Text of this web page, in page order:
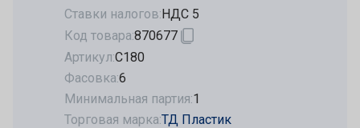
Ставки налогов:НДС 5
Код товара:870677
Артикул:С180
Фасовка:6
Минимальная партия:1
Торговая марка:ТД Пластик